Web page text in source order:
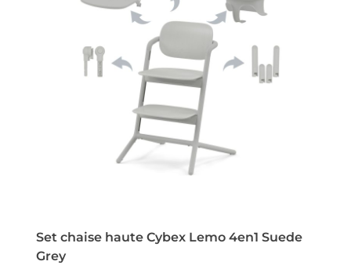
Set chaise haute Cybex Lemo 4en1 Suede
Grey